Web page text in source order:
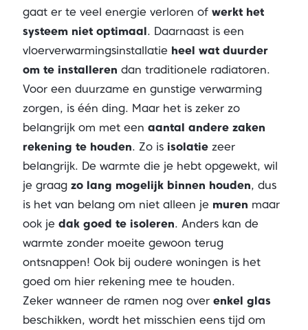
gaat er te veel energie verloren of werkt het
systeem niet optimaal. Daarnaast is een
vloerverwarmingsinstallatie heel wat duurder
om te installeren dan traditionele radiatoren.
Voor een duurzame en gunstige verwarming
zorgen, is één ding. Maar het is zeker zo
belangrijk om met een aantal andere zaken
rekening te houden. Zo is isolatiezeer
belangrijk. De warmte die je hebt opgewekt, wil
je graag zo lang mogelijk binnen houden, dus
is het van belang om niet alleen je muren maar
ook je dak goed te isoleren. Anders kan de
warmte zonder moeite gewoon terug
ontsnappen! Ook bij oudere woningen is het
goed om hier rekening mee te houden.
Zeker wanneer de ramen nog over enkel glas
beschikken, wordt het misschien eens tijd om